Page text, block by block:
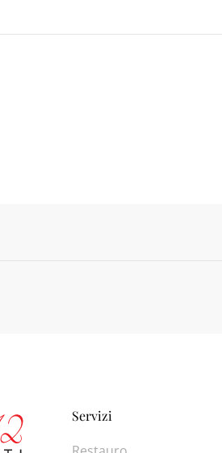
Servizi